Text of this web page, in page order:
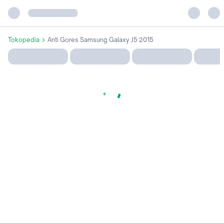
Tokopedia Anti Gores Samsung Galaxy J5 2015